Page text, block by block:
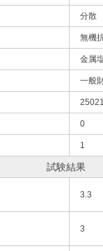
分散
無機
金属
一般
0
1
試験結果
3.3
3